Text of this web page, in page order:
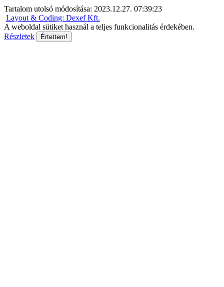
Tartalom utolsó módosítása: 2023.12.27. 07:39:23
Layout & Coding: Dexef Kft.
A weboldal sütiket használ a teljes funkcionalitás érdekében.
Részletek